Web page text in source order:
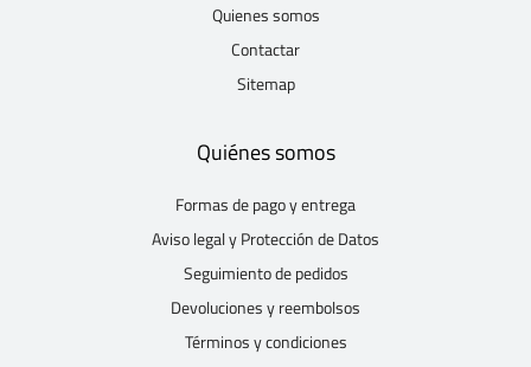
Quienes somos
Contactar
Sitemap
Quiénes somos
Formas de pago y entrega
Aviso legal y Protección de Datos
Seguimiento de pedidos
Devoluciones y reembolsos
Términos y condiciones